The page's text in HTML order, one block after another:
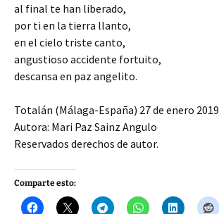
al final te han liberado,
por ti en la tierra llanto,
en el cielo triste canto,
angustioso accidente fortuito,
descansa en paz angelito.
Totalán (Málaga-España) 27 de enero 2019
Autora: Mari Paz Sainz Angulo
Reservados derechos de autor.
Comparte esto: